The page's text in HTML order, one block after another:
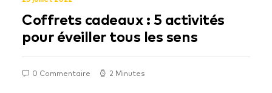
Coffrets cadeaux : 5 activités
pour éveiller tous les sens
0 Commentaire 2 Minutes